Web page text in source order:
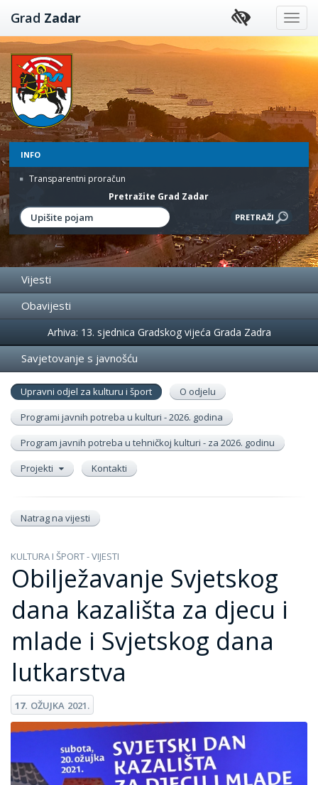
Preskoči
na
sadržaj
Grad Zadar
INFO
Transparentni proračun
Pretražite Grad Zadar
Vijesti
Obavijesti
Događanja
Arhiva: 13. sjednica Gradskog vijeća Grada Zadra
Savjetovanje s javnošću
Upravni odjel za kulturu i šport
O odjelu
Programi javnih potreba u kulturi - 2026. godina
Program javnih potreba u tehničkoj kulturi - za 2026. godinu
Projekti
Kontakti
Natrag na vijesti
KULTURA I ŠPORT - VIJESTI
Obilježavanje Svjetskog
dana kazališta za djecu i
mlade i Svjetskog dana
lutkarstva
17. OŽUJKA 2021.